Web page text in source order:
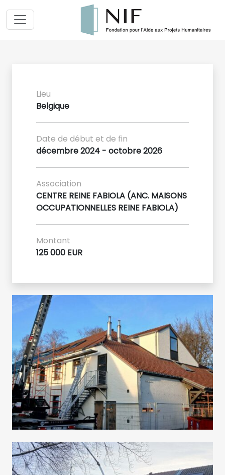
Lieu
Belgique
Date de début et de fin
décembre 2024 - octobre 2026
Association
CENTRE REINE FABIOLA (ANC. MAISONS
OCCUPATIONNELLES REINE FABIOLA)
Montant
125 000 EUR